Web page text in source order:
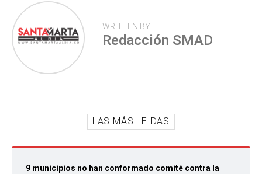
WRITTEN BY
Redacción SMAD
LAS MÁS LEIDAS
9 municipios no han conformado comité contra la